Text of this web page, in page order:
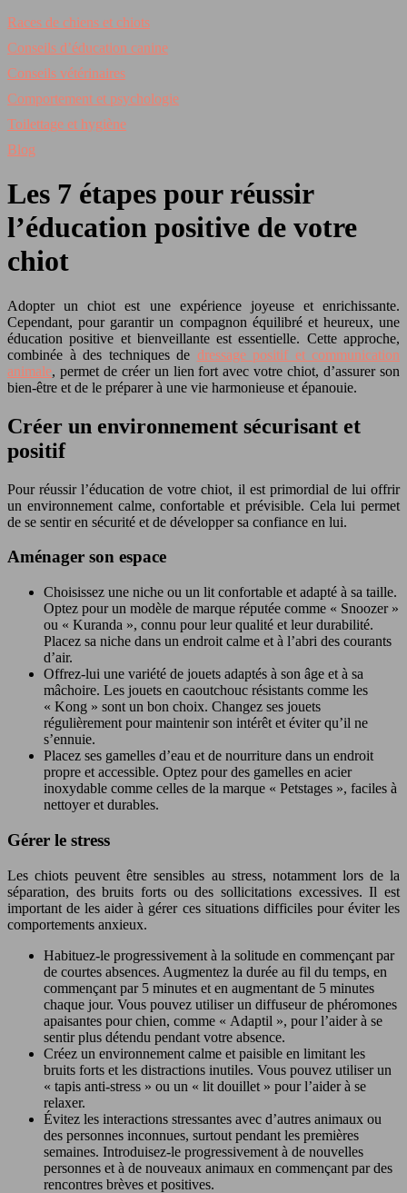
Races de chiens et chiots
Conseils d’éducation canine
Conseils vétérinaires
Comportement et psychologie
Toilettage et hygiène
Blog
Les 7 étapes pour réussir
l’éducation positive de votre
chiot
Adopter un chiot est une expérience joyeuse et enrichissante.
Cependant, pour garantir un compagnon équilibré et heureux, une
éducation positive et bienveillante est essentielle. Cette approche,
combinée à des techniques de dressage positif et communication
animale, permet de créer un lien fort avec votre chiot, d’assurer son
bien-être et de le préparer à une vie harmonieuse et épanouie.
Créer un environnement sécurisant et
positif
Pour réussir l’éducation de votre chiot, il est primordial de lui offrir
un environnement calme, confortable et prévisible. Cela lui permet
de se sentir en sécurité et de développer sa confiance en lui.
Aménager son espace
Choisissez une niche ou un lit confortable et adapté à sa taille.
Optez pour un modèle de marque réputée comme « Snoozer »
ou « Kuranda », connu pour leur qualité et leur durabilité.
Placez sa niche dans un endroit calme et à l’abri des courants
d’air.
Offrez-lui une variété de jouets adaptés à son âge et à sa
mâchoire. Les jouets en caoutchouc résistants comme les
« Kong » sont un bon choix. Changez ses jouets
régulièrement pour maintenir son intérêt et éviter qu’il ne
s’ennuie.
Placez ses gamelles d’eau et de nourriture dans un endroit
propre et accessible. Optez pour des gamelles en acier
inoxydable comme celles de la marque « Petstages », faciles à
nettoyer et durables.
Gérer le stress
Les chiots peuvent être sensibles au stress, notamment lors de la
séparation, des bruits forts ou des sollicitations excessives. Il est
important de les aider à gérer ces situations difficiles pour éviter les
comportements anxieux.
Habituez-le progressivement à la solitude en commençant par
de courtes absences. Augmentez la durée au fil du temps, en
commençant par 5 minutes et en augmentant de 5 minutes
chaque jour. Vous pouvez utiliser un diffuseur de phéromones
apaisantes pour chien, comme « Adaptil », pour l’aider à se
sentir plus détendu pendant votre absence.
Créez un environnement calme et paisible en limitant les
bruits forts et les distractions inutiles. Vous pouvez utiliser un
« tapis anti-stress » ou un « lit douillet » pour l’aider à se
relaxer.
Évitez les interactions stressantes avec d’autres animaux ou
des personnes inconnues, surtout pendant les premières
semaines. Introduisez-le progressivement à de nouvelles
personnes et à de nouveaux animaux en commençant par des
rencontres brèves et positives.